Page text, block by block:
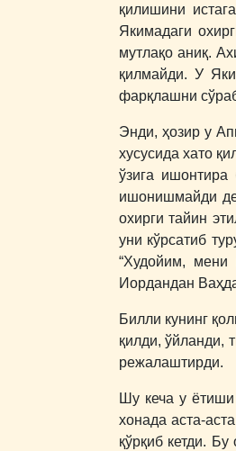
қилишини
Якимадаги
мутлақо аниқ.
қилмайди. У
фарқлашни
Энди, ҳозир у
хусусида хато
ўзига
ишонишмайди
охирги тайин
уни кўрсатиб
“Худойим, мени
Иордандан
Билли кунинг
қилди, ўйланди,
режалаштирди.
Шу кеча у ётиши
хонада аста-
қўрқиб кетди.